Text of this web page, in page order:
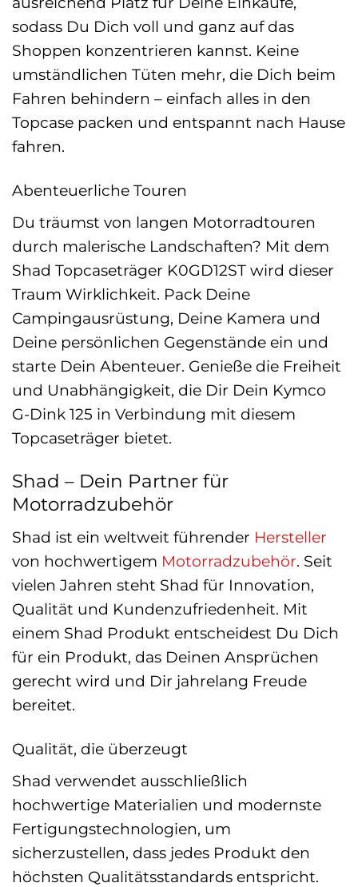
sodass Du Dich voll und ganz auf das
Shoppen konzentrieren kannst. Keine
umständlichen Tüten mehr, die Dich beim
Fahren behindern – einfach alles in den
Topcase packen und entspannt nach Hause
fahren.
Abenteuerliche Touren
Du träumst von langen Motorradtouren
durch malerische Landschaften? Mit dem
Shad Topcaseträger K0GD12ST wird dieser
Traum Wirklichkeit. Pack Deine
Campingausrüstung, Deine Kamera und
Deine persönlichen Gegenstände ein und
starte Dein Abenteuer. Genieße die Freiheit
und Unabhängigkeit, die Dir Dein Kymco
G-Dink 125 in Verbindung mit diesem
Topcaseträger bietet.
Shad – Dein Partner für
Motorradzubehör
Shad ist ein weltweit führender Hersteller
von hochwertigem Motorradzubehör. Seit
vielen Jahren steht Shad für Innovation,
Qualität und Kundenzufriedenheit. Mit
einem Shad Produkt entscheidest Du Dich
für ein Produkt, das Deinen Ansprüchen
gerecht wird und Dir jahrelang Freude
bereitet.
Qualität, die überzeugt
Shad verwendet ausschließlich
hochwertige Materialien und modernste
Fertigungstechnologien, um
sicherzustellen, dass jedes Produkt den
höchsten Qualitätsstandards entspricht.